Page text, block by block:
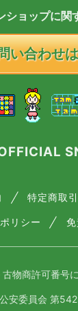
ショップに関
い合わせ
特定商取
リシー
物商許可番号
安委員会 第